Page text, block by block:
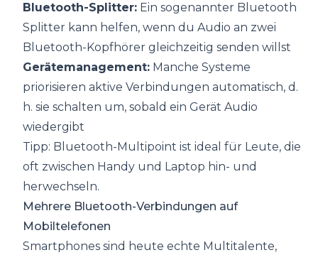
Bluetooth-Splitter: Ein sogenannter Bluetooth
Splitter kann helfen, wenn du Audio an zwei
Bluetooth-Kopfhörer gleichzeitig senden willst
Gerätemanagement: Manche Systeme
priorisieren aktive Verbindungen automatisch, d.
h. sie schalten um, sobald ein Gerät Audio
wiedergibt
Tipp: Bluetooth-Multipoint ist ideal für Leute, die
oft zwischen Handy und Laptop hin- und
herwechseln.
Mehrere Bluetooth-Verbindungen auf
Mobiltelefonen
Smartphones sind heute echte Multitalente,